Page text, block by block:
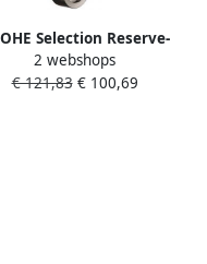
Selection Reserve-
wand 2 rollen metaal
graphite geborsteld
2 webshops
€ 121,83€ 100,69